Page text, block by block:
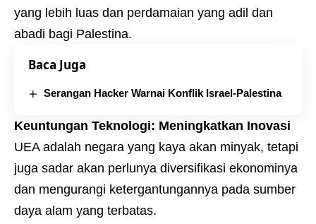
yang lebih luas dan perdamaian yang adil dan
abadi bagi Palestina.
Baca Juga
Serangan Hacker Warnai Konflik Israel-Palestina
Keuntungan Teknologi: Meningkatkan Inovasi
UEA adalah negara yang kaya akan minyak, tetapi
juga sadar akan perlunya diversifikasi ekonominya
dan mengurangi ketergantungannya pada sumber
daya alam yang terbatas.